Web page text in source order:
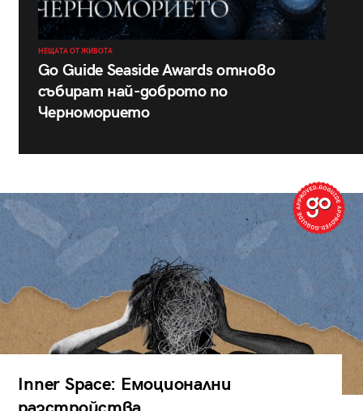
НЕЩАТА ОТ ЖИВОТА
Go Guide Seaside Awards отново
събират най-доброто по
Черноморието
Inner Space: Емоционални